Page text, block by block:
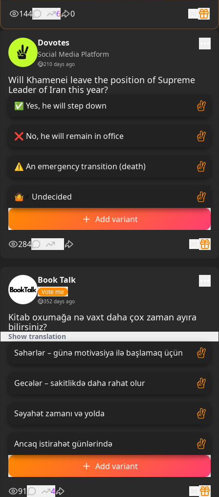
144 6 0
Dovotes
Social Media Platform
210 days ago
Will Khamenei leave the position of Supreme
Leader of Iran this year?
✅ Yes, he will step down
❌ No, he will remain in office
⚠ ️ An emergency transition (death)
🤷 ♂ ️ Undecided
Add variant
284
Book Talk
Vote me
352 days ago
Kitab oxumağa nə vaxt daha çox zaman ayıra
bilirsiniz?
Show translation
Səhərlər – günə motivasiya ilə başlamaq üçün
Gecələr – sakitlikdə daha rahat olur
Səyahət zamanı və yolda
Ancaq istirahət günlərində
Add variant
91 4